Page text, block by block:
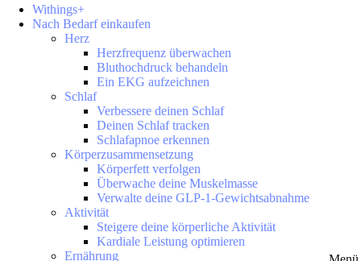
Withings+
Nach Bedarf einkaufen
Herz
Herzfrequenz überwachen
Bluthochdruck behandeln
Ein EKG aufzeichnen
Schlaf
Verbessere deinen Schlaf
Deinen Schlaf tracken
Schlafapnoe erkennen
Körperzusammensetzung
Körperfett verfolgen
Überwache deine Muskelmasse
Verwalte deine GLP-1-Gewichtsabnahme
Aktivität
Steigere deine körperliche Aktivität
Kardiale Leistung optimieren
Ernährung